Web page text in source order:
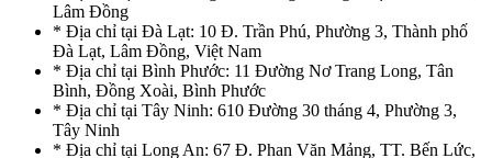
Lâm Đồng
* Địa chỉ tại Đà Lạt: 10 Đ. Trần Phú, Phường 3, Thành phố
Đà Lạt, Lâm Đồng, Việt Nam
* Địa chỉ tại Bình Phước: 11 Đường Nơ Trang Long, Tân
Bình, Đồng Xoài, Bình Phước
* Địa chỉ tại Tây Ninh: 610 Đường 30 tháng 4, Phường 3,
Tây Ninh
* Địa chỉ tại Long An: 67 Đ. Phan Văn Mảng, TT. Bến Lức,